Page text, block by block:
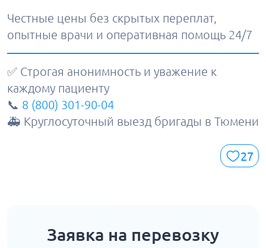
Честные цены без скрытых переплат,
опытные врачи и оперативная помощь 24/7
✅ Строгая анонимность и уважение к
каждому пациенту
📞 8 (800) 301-90-04
🚑 Круглосуточный выезд бригады в Тюмени
27
Заявка на перевозку